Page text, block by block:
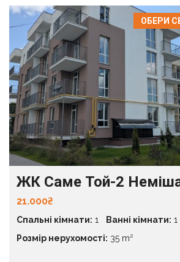
ОБЕРИ
ЖК Саме Той-2
21.000₴
Спальні кімнати: 1 Ванні кімнати: 1
Розмір нерухомості: 35 m²